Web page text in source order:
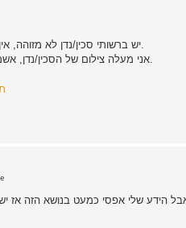
יש ברשותי סכין/נדן לא מזוהה, אין עליו שום זיהוי כגון יצרן, שנה ובמדינה.
אני מעלה צילום של הסכין/נדן, אשמח אם מישהו יוכל לתת לי מידע לגביו.